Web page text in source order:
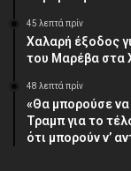
45 λεπτά πρίν
Χαλαρή έξοδος
του Μαρέβα στα
48 λεπτά πρίν
«Θα μπορούσε να
Τραμπ για το
ότι μπορούν ν’